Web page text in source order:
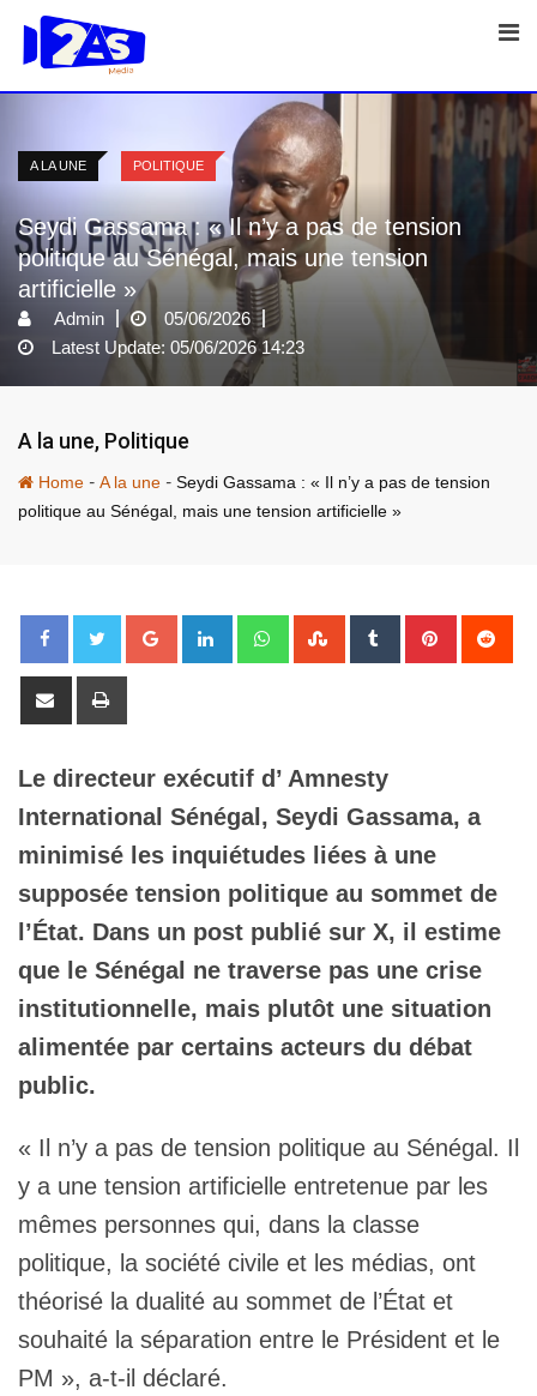
content
A LA UNE POLITIQUE
Seydi Gassama : « Il n’y a pas de tension
politique au Sénégal, mais une tension
artificielle »
Admin
05/06/2026
Latest Update: 05/06/2026 14:23
A la une, Politique
Home - A la une - Seydi Gassama : « Il n’y a pas de tension
politique au Sénégal, mais une tension artificielle »
Google+ LinkedIn WhatsappStumbleUpon
Tumblr Pinterest
Share
Le directeur exécutif d’ Amnesty
International Sénégal, Seydi Gassama, a
minimisé les inquiétudes liées à une
supposée tension politique au sommet de
l’État. Dans un post publié sur X, il estime
que le Sénégal ne traverse pas une crise
institutionnelle, mais plutôt une situation
alimentée par certains acteurs du débat
public.
« Il n’y a pas de tension politique au Sénégal. Il
y a une tension artificielle entretenue par les
mêmes personnes qui, dans la classe
politique, la société civile et les médias, ont
théorisé la dualité au sommet de l’État et
souhaité la séparation entre le Président et le
PM », a-t-il déclaré.